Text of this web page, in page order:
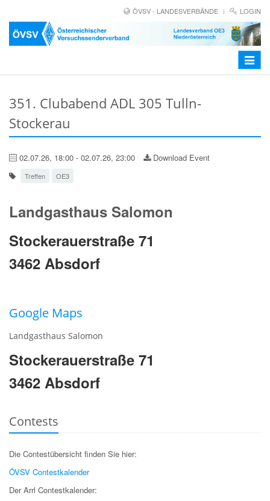
ÖVSV - LANDESVERBÄNDE LOGIN
Toggle
351. Clubabend ADL 305 Tulln-
Stockerau
02.07.26, 18:00 - 02.07.26, 23:00 Download Event
Treffen OE3
Landgasthaus Salomon
Stockerauerstraße 71
3462 Absdorf
Google Maps
Landgasthaus Salomon
Stockerauerstraße 71
3462 Absdorf
Contests
Die Contestübersicht finden Sie hier:
ÖVSV Contestkalender
Der Arrl Contestkalender: